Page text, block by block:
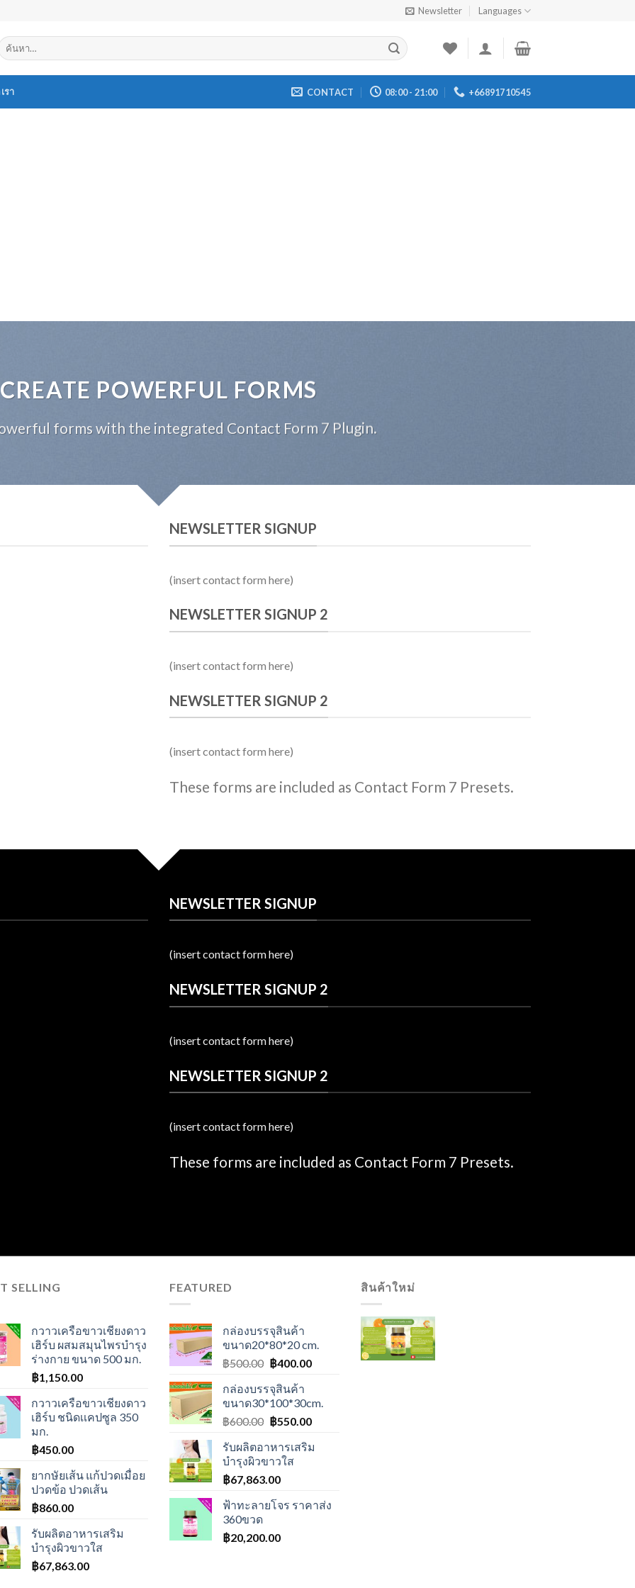
Newsletter Languages
นหา:
รา CONTACT 08:00 - 21:00 +66891710545
CREATE POWERFUL FORMS
forms with the integrated Contact Form 7 Plugin.
NEWSLETTER SIGNUP
(insert contact form here)
NEWSLETTER SIGNUP 2
(insert contact form here)
NEWSLETTER SIGNUP 2
(insert contact form here)
These forms are included as Contact Form 7 Presets.
NEWSLETTER SIGNUP
(insert contact form here)
NEWSLETTER SIGNUP 2
(insert contact form here)
NEWSLETTER SIGNUP 2
(insert contact form here)
These forms are included as Contact Form 7 Presets.
SELLING
กวาวเครือขาวเชียงดาว
เฮิร์บ ผสมสมุนไพรบำรุง
ร่างกาย ขนาด 500 มก.
฿1,150.00
กวาวเครือขาวเชียงดาว
เฮิร์บ ชนิดเเคปซูล 350
มก.
฿450.00
ยากษัยเส้น แก้ปวดเมื่อย
ปวดข้อ ปวดเส้น
฿860.00
รับผลิตอาหารเสริม
บำรุงผิวขาวใส
฿67,863.00
FEATURED
กล่องบรรจุสินค้า
ขนาด20*80*20 cm.
฿500.00 Original
was:
฿500.00.
฿400.00Current
฿400.00.
กล่องบรรจุสินค้า
ขนาด30*100*30cm.
฿600.00 Original
was:
฿600.00.
฿550.00Current
is:
รับผลิตอาหารเสริม
บำรุงผิวขาวใส
฿67,863.00
ฟ้าทะลายโจร ราคาส่ง
360ขวด
฿20,200.00
สินค้าใหม่